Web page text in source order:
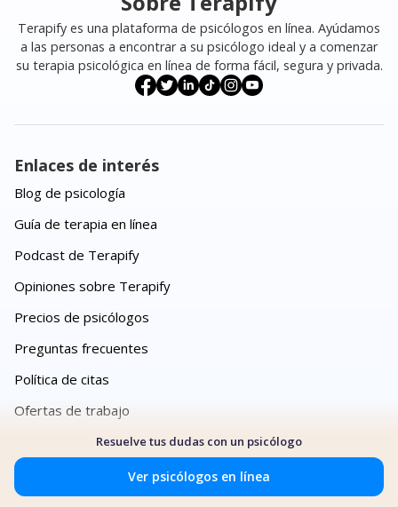
Resuelve tus dudas con un psicólogo
Ver psicólogos en línea
Terapify es una plataforma de psicólogos en línea. Ayúdamos
a las personas a encontrar a su psicólogo ideal y a comenzar
su terapia psicológica en línea de forma fácil, segura y privada.
Enlaces de interés
Blog de psicología
Guía de terapia en línea
Podcast de Terapify
Opiniones sobre Terapify
Precios de psicólogos
Preguntas frecuentes
Política de citas
Ofertas de trabajo
Aviso de privacidad
Términos y condiciones